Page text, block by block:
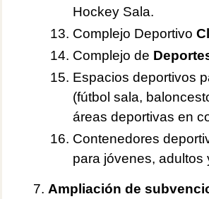
Hockey Sala.
Complejo Deportivo
Complejo de
Espacios deportivos
(fútbol sala,
áreas deportivas en
Contenedores
para jóvenes, adultos
Ampliación de